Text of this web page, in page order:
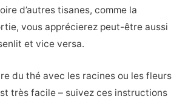
d’autres tisanes, comme la
vous apprécierez peut-être aussi
et vice versa.
du thé avec les racines ou les fleurs
très facile – suivez ces instructions